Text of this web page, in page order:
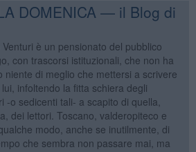
DOMENICA — il Blog di
Venturi è un pensionato del pubblico
con trascorsi istituzionali, che non ha
niente di meglio che mettersi a scrivere
infoltendo la fitta schiera degli
-o sedicenti tali- a scapito di quella,
dei lettori. Toscano, valderopiteco e
modo, anche se inutilmente, di
che sembra non passare mai, ma